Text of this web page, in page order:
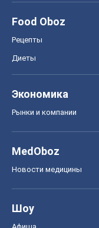
Food Oboz
Рецепты
Диеты
Экономика
Рынки и компании
MedOboz
Новости медицины
Шоу